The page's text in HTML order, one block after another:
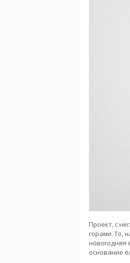
Проект, с
горами. То,
новогодняя
основание